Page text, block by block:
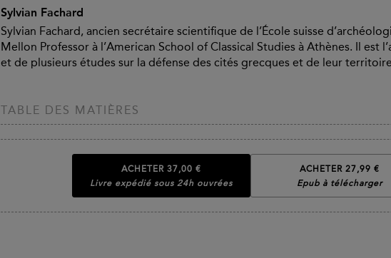
Sylvian Fachard
Sylvian Fachard, ancien secrétaire scientifique de l’École suisse
Mellon Professor à l’American School of Classical Studies à Athènes. Il est
et de plusieurs études sur la défense des cités grecques et de leur
TABLE DES MATIÈRES
ACHETER 37,00 €
Livre expédié sous 24h ouvrées
ACHETER 27,99 €
Epub à télécharger